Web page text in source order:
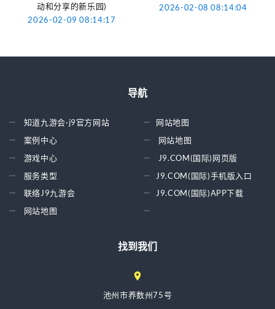
动和分享的新乐园)
2026-02-09 08:14:17
2026-02-08 08:14:04
导航
知道九游会·j9官方网站
案例中心
游戏中心
服务类型
联络J9九游会
网站地图
网站地图
网站地图
J9.COM(国际)网页版
J9.COM(国际)手机版入口
J9.COM(国际)APP下载
找到我们
池州市养数州75号